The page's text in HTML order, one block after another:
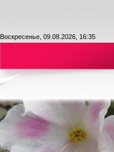
Воскресенье, 09.08.2026, 16:35